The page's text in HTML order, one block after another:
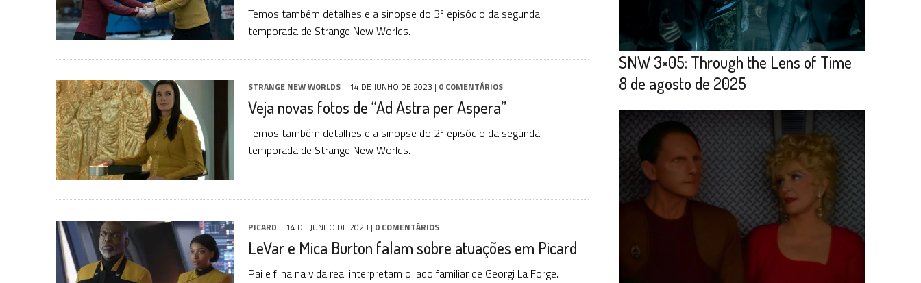
Temos também detalhes e a sinopse do 3º episódio da segunda
temporada de Strange New Worlds.
STRANGE NEW WORLDS 14 DE JUNHO DE 2023 | 0 COMENTÁRIOS
Veja novas fotos de “Ad Astra per Aspera”
Temos também detalhes e a sinopse do 2º episódio da segunda
temporada de Strange New Worlds.
PICARD 14 DE JUNHO DE 2023 | 0 COMENTÁRIOS
LeVar e Mica Burton falam sobre atuações em Picard
Pai e filha na vida real interpretam o lado familiar de Georgi La Forge.
SNW 3×05: Through the Lens of Time
8 de agosto de 2025